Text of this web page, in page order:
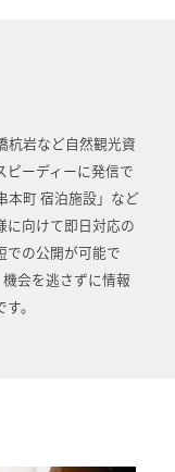
杭岩など自然観光資
ーディーに発信で
本町 宿泊施設」など
に向けて即日対応の
での公開が可能で
会を逃さずに情報
。